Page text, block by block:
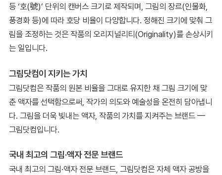
등 ‘호(號)’ 단위의 캔버스 크기로 제작되며, 그림의 장르(인물화,
풍경화 등)에 따라 호당 비율이 다양합니다. 정해진 크기에 맞춰 그
림을 조정하는 것은 작품의 오리지널리티(Originality)를 손상시키
는 일입니다.
그림닷컴이 지키는 가치
그림닷컴은 작품의 원본 비율을 그대로 유지한 채 그림 크기에 맞
춘 액자를 선택함으로써, 작가의 의도와 예술성을 온전히 담아냅니
다. 그림을 더욱 빛내는 액자, 작품의 가치를 지켜주는 브랜드 —
그림닷컴입니다.
국내 최고의 그림·액자 전문 브랜드
국내 최고의 그림·액자 전문 브랜드, 그림닷컴은 자체 액자 공방을